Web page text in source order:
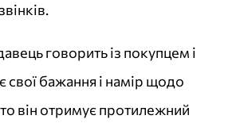
говорить із покупцем і
свої бажання і намір щодо
він отримує протилежний